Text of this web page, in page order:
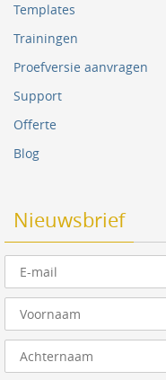
Templates
Trainingen
Proefversie aanvragen
Support
Offerte
Blog
Nieuwsbrief